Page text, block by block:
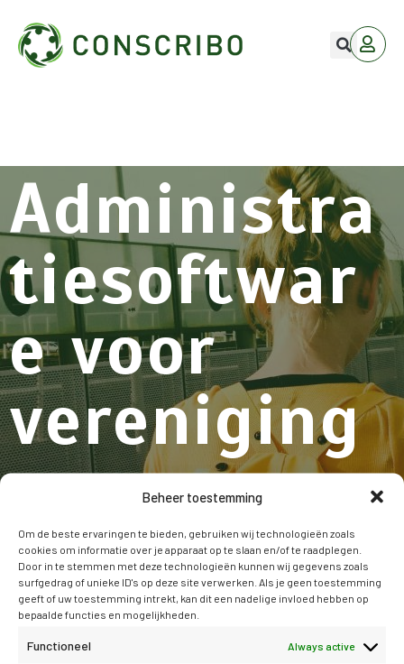
Beheer toestemming
Om de beste ervaringen te bieden, gebruiken wij technologieën zoals
cookies om informatie over je apparaat op te slaan en/of te raadplegen.
Door in te stemmen met deze technologieën kunnen wij gegevens zoals
surfgedrag of unieke ID's op deze site verwerken. Als je geen toestemming
geeft of uw toestemming intrekt, kan dit een nadelige invloed hebben op
bepaalde functies en mogelijkheden.
Functioneel Always active
Administra
tiesoftwar
e voor
vereniging
en
Wil je een online administratie die echt aansluit op de
behoeftes van een vereniging?
Demo aanvragen